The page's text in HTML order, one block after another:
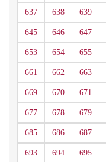
637 638 639
645 646 647
653 654 655
661 662 663
669 670 671
677 678 679
685 686 687
693 694 695